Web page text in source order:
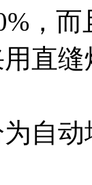
，
直
自动